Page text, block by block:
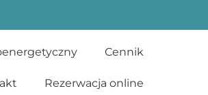
Cennik
Rezerwacja online